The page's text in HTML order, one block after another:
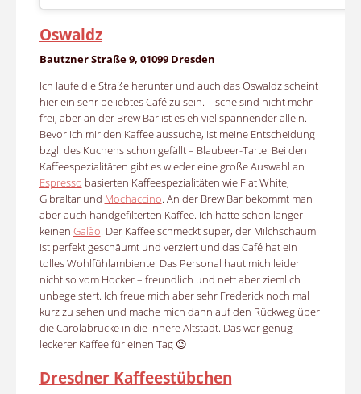
Oswaldz
Bautzner Straße 9, 01099 Dresden
Ich laufe die Straße herunter und auch das Oswaldz scheint
hier ein sehr beliebtes Café zu sein. Tische sind nicht mehr
frei, aber an der Brew Bar ist es eh viel spannender allein.
Bevor ich mir den Kaffee aussuche, ist meine Entscheidung
bzgl. des Kuchens schon gefällt – Blaubeer-Tarte. Bei den
Kaffeespezialitäten gibt es wieder eine große Auswahl an
Espresso basierten Kaffeespezialitäten wie Flat White,
Gibraltar und Mochaccino. An der Brew Bar bekommt man
aber auch handgefilterten Kaffee. Ich hatte schon länger
keinen Galão. Der Kaffee schmeckt super, der Milchschaum
ist perfekt geschäumt und verziert und das Café hat ein
tolles Wohlfühlambiente. Das Personal haut mich leider
nicht so vom Hocker – freundlich und nett aber ziemlich
unbegeistert. Ich freue mich aber sehr Frederick noch mal
kurz zu sehen und mache mich dann auf den Rückweg über
die Carolabrücke in die Innere Altstadt. Das war genug
leckerer Kaffee für einen Tag 😉
Dresdner Kaffeestübchen